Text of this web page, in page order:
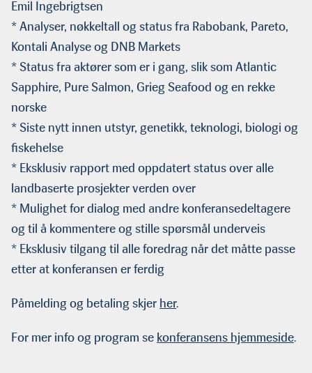
Emil Ingebrigtsen
* Analyser, nøkkeltall og status fra Rabobank, Pareto,
Kontali Analyse og DNB Markets
* Status fra aktører som er i gang, slik som Atlantic
Sapphire, Pure Salmon, Grieg Seafood og en rekke
norske
* Siste nytt innen utstyr, genetikk, teknologi, biologi og
fiskehelse
* Eksklusiv rapport med oppdatert status over alle
landbaserte prosjekter verden over
* Mulighet for dialog med andre konferansedeltagere
og til å kommentere og stille spørsmål underveis
* Eksklusiv tilgang til alle foredrag når det måtte passe
etter at konferansen er ferdig
Påmelding og betaling skjer her.
For mer info og program se konferansens hjemmeside.